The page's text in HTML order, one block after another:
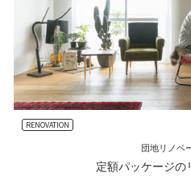
RENOVATION
団地リノベ
定額パッケージの